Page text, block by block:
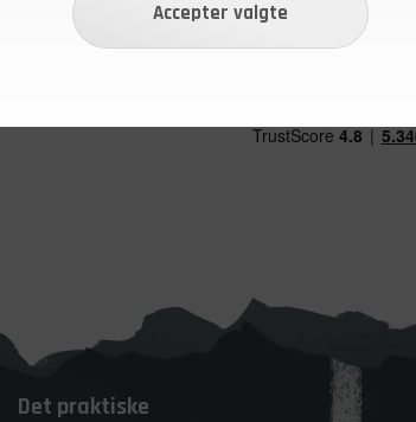
Det praktiske